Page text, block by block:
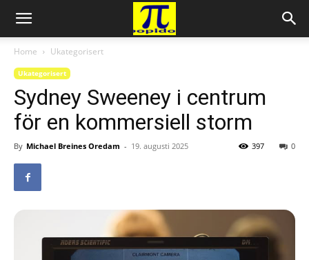
Home Ukategorisert
Ukategorisert
Sydney Sweeney i centrum
för en kommersiell storm
By Michael Breines Oredam - 19. augusti 2025 0
397